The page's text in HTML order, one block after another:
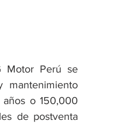
Motor Perú se
o 150,000
de postventa